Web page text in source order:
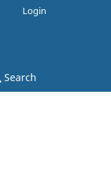
Search
Login